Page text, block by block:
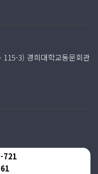
3) 경희대학교동문회관
721